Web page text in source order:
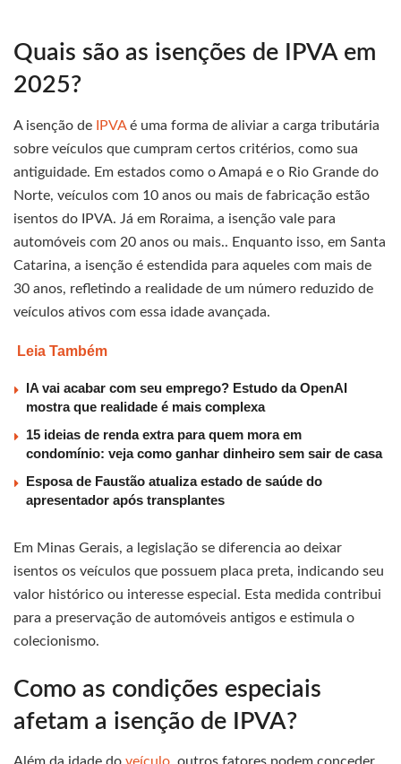
Quais são as isenções de IPVA em
2025?
A isenção de IPVAé uma forma de aliviar a carga tributária
sobre veículos que cumpram certos critérios, como sua
antiguidade. Em estados como o Amapá e o Rio Grande do
Norte, veículos com 10 anos ou mais de fabricação estão
isentos do IPVA. Já em Roraima, a isenção vale para
automóveis com 20 anos ou mais.. Enquanto isso, em Santa
Catarina, a isenção é estendida para aqueles com mais de
30 anos, refletindo a realidade de um número reduzido de
veículos ativos com essa idade avançada.
Leia Também
IA vai acabar com seu emprego? Estudo da OpenAI
mostra que realidade é mais complexa
15 ideias de renda extra para quem mora em
condomínio: veja como ganhar dinheiro sem sair de casa
Esposa de Faustão atualiza estado de saúde do
apresentador após transplantes
Em Minas Gerais, a legislação se diferencia ao deixar
isentos os veículos que possuem placa preta, indicando seu
valor histórico ou interesse especial. Esta medida contribui
para a preservação de automóveis antigos e estimula o
colecionismo.
Como as condições especiais
afetam a isenção de IPVA?